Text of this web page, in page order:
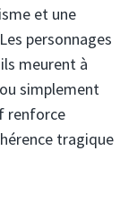
et une
personnages
meurent à
simplement
renforce
tragique